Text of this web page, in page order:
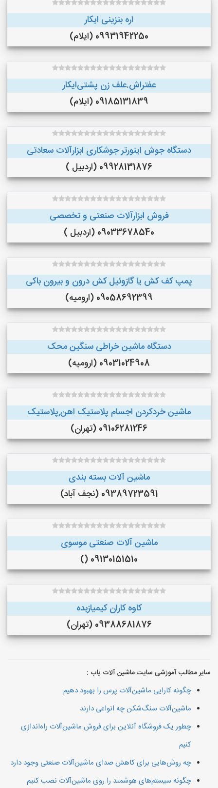
اره بنزینی ایکار
09931942250 (ایلام)
عفتراش.علف زن پشتی‌ایکار
09185131839 (ایلام)
دستگاه جوش اینورتر جوشکاری ابزارآلات سعادتی
09928131876 (اردبیل )
فروش ابزارآلات صنعتی و تخصصی
09033678540 (اردبیل )
پمپ کف کش یا گازوئیل کش درون و بیرون باکی
09058692399 (ارومیه)
دستگاه ماشین خراطی سنگین محک
09031024908 (ارومیه)
ماشین خردکردن اجسام پلاستیک اهن,پلاستیک
09106281246 (تهران)
ماشین آلات بسته بندی
09389723591 (نجف‌ آباد)
ماشین آلات صنعتی موسوی
09130151510 ()
کاوه کاران کیمیازبده
09388681876 (تهران)
سایر مطالب آموزشی سایت ماشین آلات یاب :
چگونه کارایی ماشین‌آلات پرس را بهبود دهیم
ماشین‌آلات سنگ‌شکن چه انواعی دارند
چطور یک فروشگاه آنلاین برای فروش ماشین‌آلات راه‌اندازی
کنیم
چه روش‌هایی برای کاهش صدای ماشین‌آلات صنعتی وجود دارد
چگونه سیستم‌های هوشمند را روی ماشین‌آلات نصب کنیم